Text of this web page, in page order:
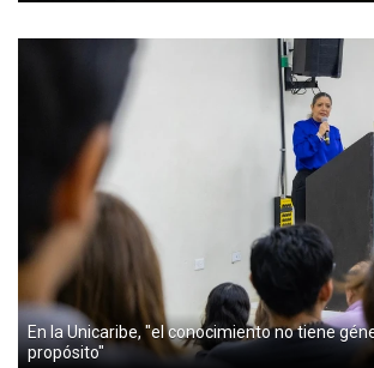
En la Unicaribe, "el conocimiento no tiene
propósito"